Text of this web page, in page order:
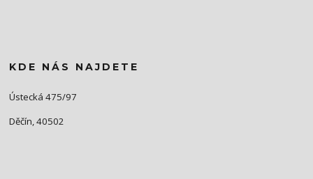
KDE NÁS NAJDETE
Ústecká 475/97
Děčín, 40502